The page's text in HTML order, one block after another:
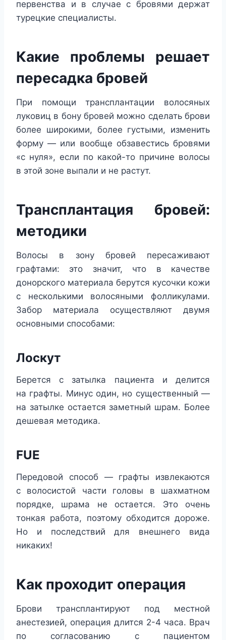
первенства и в случае с бровями держат
турецкие специалисты.
Какие проблемы решает
пересадка бровей
При помощи трансплантации волосяных
луковиц в бону бровей можно сделать брови
более широкими, более густыми, изменить
форму — или вообще обзавестись бровями
«с нуля», если по какой-то причине волосы
в этой зоне выпали и не растут.
Трансплантация бровей:
методики
Волосы в зону бровей пересаживают
графтами: это значит, что в качестве
донорского материала берутся кусочки кожи
с несколькими волосяными фолликулами.
Забор материала осуществляют двумя
основными способами:
Лоскут
Берется с затылка пациента и делится
на графты. Минус один, но существенный —
на затылке остается заметный шрам. Более
дешевая методика.
FUE
Передовой способ — графты извлекаются
с волосистой части головы в шахматном
порядке, шрама не остается. Это очень
тонкая работа, поэтому обходится дороже.
Но и последствий для внешнего вида
никаких!
Как проходит операция
Брови трансплантируют под местной
анестезией, операция длится 2-4 часа. Врач
по согласованию с пациентом